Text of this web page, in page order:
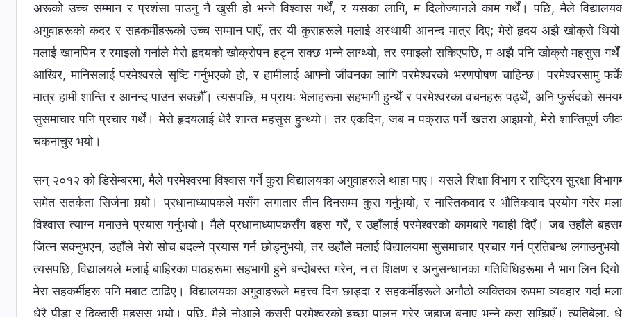
अरूको उच्च सम्मान र प्रशंसा पाउनु नै खुसी हो भन्ने विश्वास गर्थेँ, र यसका लागि, म दिलोज्यानले काम गर्थेँ। पछि, मैले
अगुवाहरूको कदर र सहकर्मीहरूको उच्च सम्मान पाएँ, तर यी कुराहरूले मलाई अस्थायी आनन्द मात्र दिए; मेरो हृदय अझै खोक्रो
मलाई खानपिन र रमाइलो गर्नाले मेरो हृदयको खोक्रोपन हट्न सक्छ भन्ने लाग्थ्यो, तर रमाइलो सकिएपछि, म अझै पनि खोक्रो महसुस
आखिर, मानिसलाई परमेश्‍वरले सृष्टि गर्नुभएको हो, र हामीलाई आफ्नो जीवनका लागि परमेश्‍वरको भरणपोषण चाहिन्छ। परमेश्‍वरसामु
मात्र हामी शान्ति र आनन्द पाउन सक्छौँ। त्यसपछि, म प्रायः भेलाहरूमा सहभागी हुन्थेँ र परमेश्‍वरका वचनहरू पढ्थेँ, अनि फुर्सदको
सुसमाचार पनि प्रचार गर्थेँ। मेरो हृदयलाई धेरै शान्त महसुस हुन्थ्यो। तर एकदिन, जब म पक्राउ पर्ने खतरा आइपर्‍यो, मेरो शान्तिपूर्ण
चकनाचुर भयो।
सन् २०१२ को डिसेम्बरमा, मैले परमेश्‍वरमा विश्वास गर्ने कुरा विद्यालयका अगुवाहरूले थाहा पाए। यसले शिक्षा विभाग र राष्ट्रिय सुरक्षा
समेत सतर्कता सिर्जना गर्‍यो। प्रधानाध्यापकले मसँग लगातार तीन दिनसम्म कुरा गर्नुभयो, र नास्तिकवाद र भौतिकवाद प्रयोग गरेर
विश्वास त्याग्न मनाउने प्रयास गर्नुभयो। मैले प्रधानाध्यापकसँग बहस गरेँ, र उहाँलाई परमेश्‍वरको कामबारे गवाही दिएँ। जब उहाँले
जित्न सक्नुभएन, उहाँले मेरो सोच बदल्ने प्रयास गर्न छोड्नुभयो, तर उहाँले मलाई विद्यालयमा सुसमाचार प्रचार गर्न प्रतिबन्ध
त्यसपछि, विद्यालयले मलाई बाहिरका पाठहरूमा सहभागी हुने बन्दोबस्त गरेन, न त शिक्षण र अनुसन्धानका गतिविधिहरूमा नै भाग लिन
मेरा सहकर्मीहरू पनि मबाट टाढिए। विद्यालयका अगुवाहरूले महत्त्व दिन छाड्दा र सहकर्मीहरूले अनौठो व्यक्तिका रूपमा व्यवहार गर्दा
धेरै पीडा र दिक्दारी महसुस भयो। पछि, मैले नोआले कसरी परमेश्‍वरको इच्छा पालन गरेर जहाज बनाए भन्ने कुरा सम्झिएँ। त्यतिबेला,